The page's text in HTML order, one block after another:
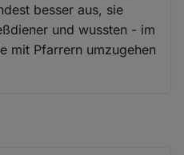
besser aus, sie
und wussten - im
mit Pfarrern umzugehen